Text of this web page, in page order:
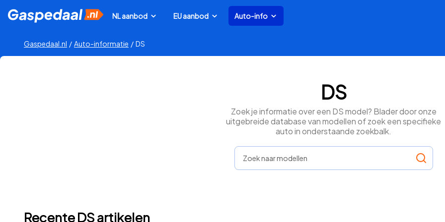
NL aanbod EU aanbod Auto-info
Gaspedaal.nl / Auto-informatie / DS
DS
Zoek je informatie over een DS model? Blader door onze
uitgebreide database van modellen of zoek een specifieke
auto in onderstaande zoekbalk.
Zoek naar modellen
Recente DS artikelen